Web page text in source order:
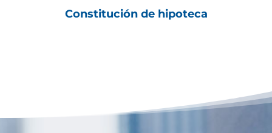
Constitución de hipoteca